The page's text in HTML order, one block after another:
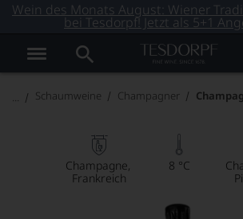
Wein des Monats August: Wiener
bei Tesdorpf! Jetzt als 5+1
Schaumweine Champagner
Champagne
Frankreich
8 °C